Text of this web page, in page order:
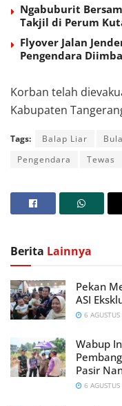
Ngabuburit
Takjil di Perum
Flyover Jalan
Pengendara
Korban telah
Kabupaten
Tags: Balap Liar
Pengendara
Tewas
Berita Lainnya
Pekan
ASI
6
Wabup
Pasir
6